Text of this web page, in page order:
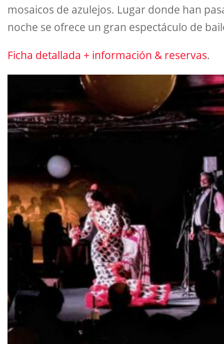
mosaicos de azulejos. Lugar donde han
noche se ofrece un gran espectáculo de
Ficha detallada + información & reservas.